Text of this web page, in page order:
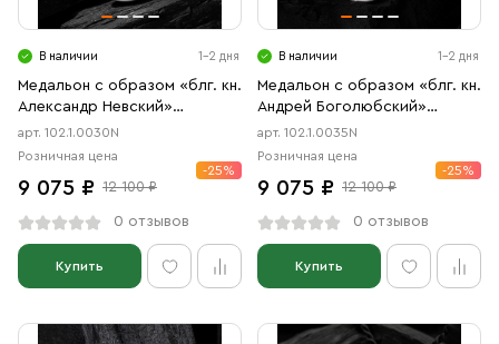
В наличии 1-2 дня
Медальон с образом «блг. кн.
Александр Невский»
чернение
арт. 102.1.0030N
Розничная цена
9 075 ₽ 12 100 ₽
-25%
0 отзывов
Купить
В наличии 1-2 дня
Медальон с образом «блг. кн.
Андрей Боголюбский»
чернение
арт. 102.1.0035N
Розничная цена
9 075 ₽ 12 100 ₽
-25%
0 отзывов
Купить